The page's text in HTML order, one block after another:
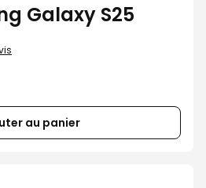
Galaxy S25
au panier